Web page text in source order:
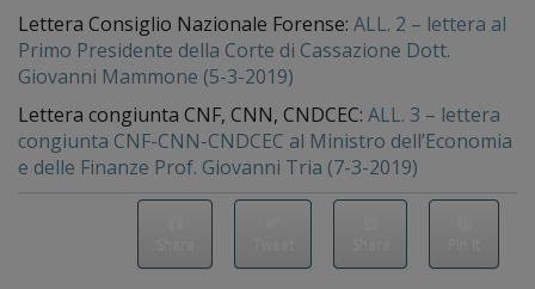
Lettera Consiglio Nazionale Forense: ALL. 2 – lettera al
Primo Presidente della Corte di Cassazione Dott.
Giovanni Mammone (5-3-2019)
Lettera congiunta CNF, CNN, CNDCEC: ALL. 3 – lettera
congiunta CNF-CNN-CNDCEC al Ministro dell’Economia
e delle Finanze Prof. Giovanni Tria (7-3-2019)